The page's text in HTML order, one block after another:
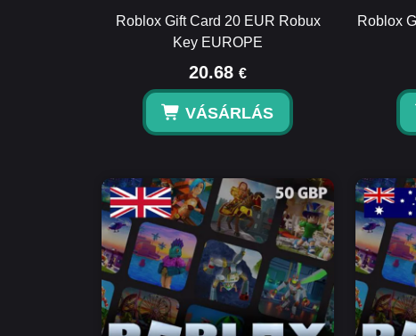
Roblox Gift Card 20 EUR Robux
Key EUROPE
20.68 €
VÁSÁRLÁS
Roblox